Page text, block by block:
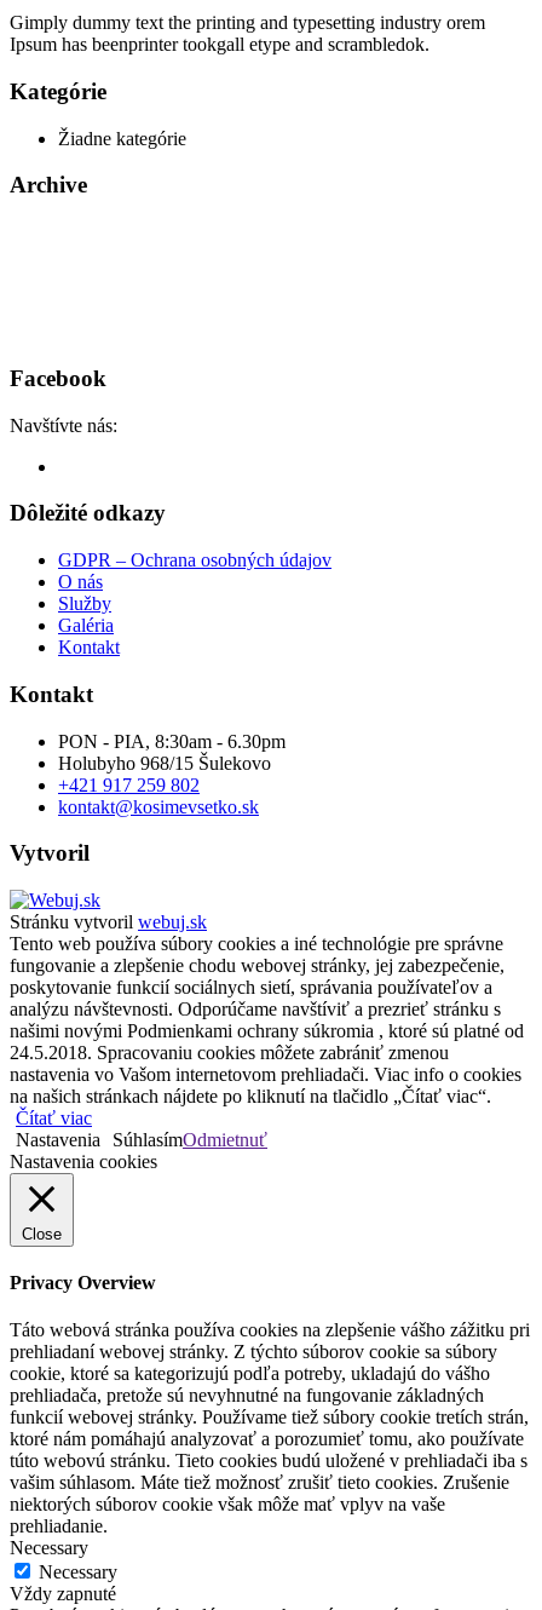
Gimply dummy text the printing and typesetting industry orem
Ipsum has beenprinter tookgall etype and scrambledok.
Kategórie
Žiadne kategórie
Archive
Facebook
Navštívte nás:
Dôležité odkazy
GDPR – Ochrana osobných údajov
O nás
Služby
Galéria
Kontakt
Kontakt
PON - PIA, 8:30am - 6.30pm
Holubyho 968/15 Šulekovo
+421 917 259 802
kontakt@kosimevsetko.sk
Vytvoril
Stránku vytvoril webuj.sk
Tento web používa súbory cookies a iné technológie pre správne
fungovanie a zlepšenie chodu webovej stránky, jej zabezpečenie,
poskytovanie funkcií sociálnych sietí, správania používateľov a
analýzu návštevnosti. Odporúčame navštíviť a prezrieť stránku s
našimi novými Podmienkami ochrany súkromia , ktoré sú platné od
24.5.2018. Spracovaniu cookies môžete zabrániť zmenou
nastavenia vo Vašom internetovom prehliadači. Viac info o cookies
na našich stránkach nájdete po kliknutí na tlačidlo „Čítať viac“.
Čítať viac
Nastavenia
SúhlasímOdmietnuť
Nastavenia cookies
Close
Privacy Overview
Táto webová stránka používa cookies na zlepšenie vášho zážitku pri
prehliadaní webovej stránky. Z týchto súborov cookie sa súbory
cookie, ktoré sa kategorizujú podľa potreby, ukladajú do vášho
prehliadača, pretože sú nevyhnutné na fungovanie základných
funkcií webovej stránky. Používame tiež súbory cookie tretích strán,
ktoré nám pomáhajú analyzovať a porozumieť tomu, ako používate
túto webovú stránku. Tieto cookies budú uložené v prehliadači iba s
vašim súhlasom. Máte tiež možnosť zrušiť tieto cookies. Zrušenie
niektorých súborov cookie však môže mať vplyv na vaše
prehliadanie.
Necessary
Necessary
Vždy zapnuté